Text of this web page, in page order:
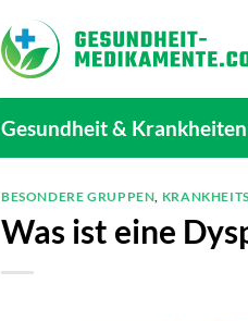
Gesundheit & Krankheiten
BESONDERE GRUPPEN,
Was ist eine